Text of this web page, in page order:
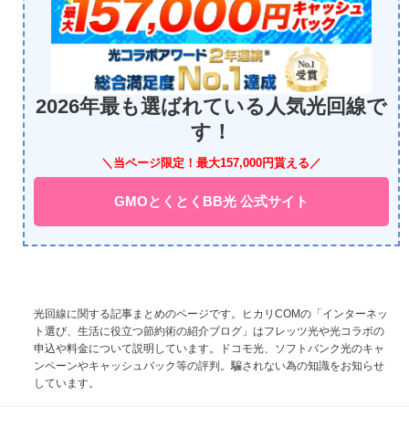
2026年最も選ばれている人気光回線で
す！
＼当ページ限定！最大157,000円貰える／
GMOとくとくBB光 公式サイト
光回線に関する記事まとめのページです。ヒカリCOMの「インターネッ
ト選び、生活に役立つ節約術の紹介ブログ」はフレッツ光や光コラボの
申込や料金について説明しています。ドコモ光、ソフトバンク光のキャ
ンペーンやキャッシュバック等の評判。騙されない為の知識をお知らせ
しています。